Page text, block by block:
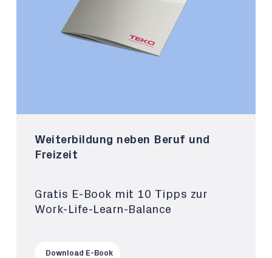
Weiterbildung neben Beruf und
Freizeit
Gratis E-Book mit 10 Tipps zur
Work-Life-Learn-Balance
Download E-Book